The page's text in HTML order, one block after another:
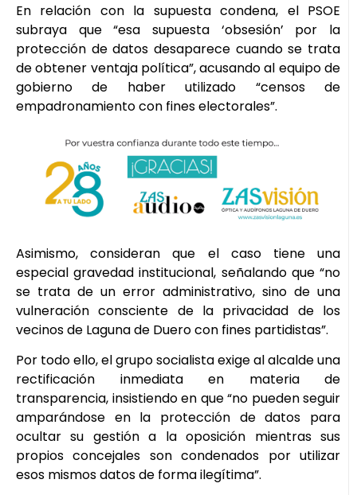
En relación con la supuesta condena, el PSOE
subraya que “esa supuesta ‘obsesión’ por la
protección de datos desaparece cuando se trata
de obtener ventaja política”, acusando al equipo de
gobierno de haber utilizado “censos de
empadronamiento con fines electorales”.
Asimismo, consideran que el caso tiene una
especial gravedad institucional, señalando que “no
se trata de un error administrativo, sino de una
vulneración consciente de la privacidad de los
vecinos de Laguna de Duero con fines partidistas”.
Por todo ello, el grupo socialista exige al alcalde una
rectificación inmediata en materia de
transparencia, insistiendo en que “no pueden seguir
amparándose en la protección de datos para
ocultar su gestión a la oposición mientras sus
propios concejales son condenados por utilizar
esos mismos datos de forma ilegítima”.